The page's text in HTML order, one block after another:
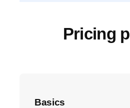
Pricing
Basics